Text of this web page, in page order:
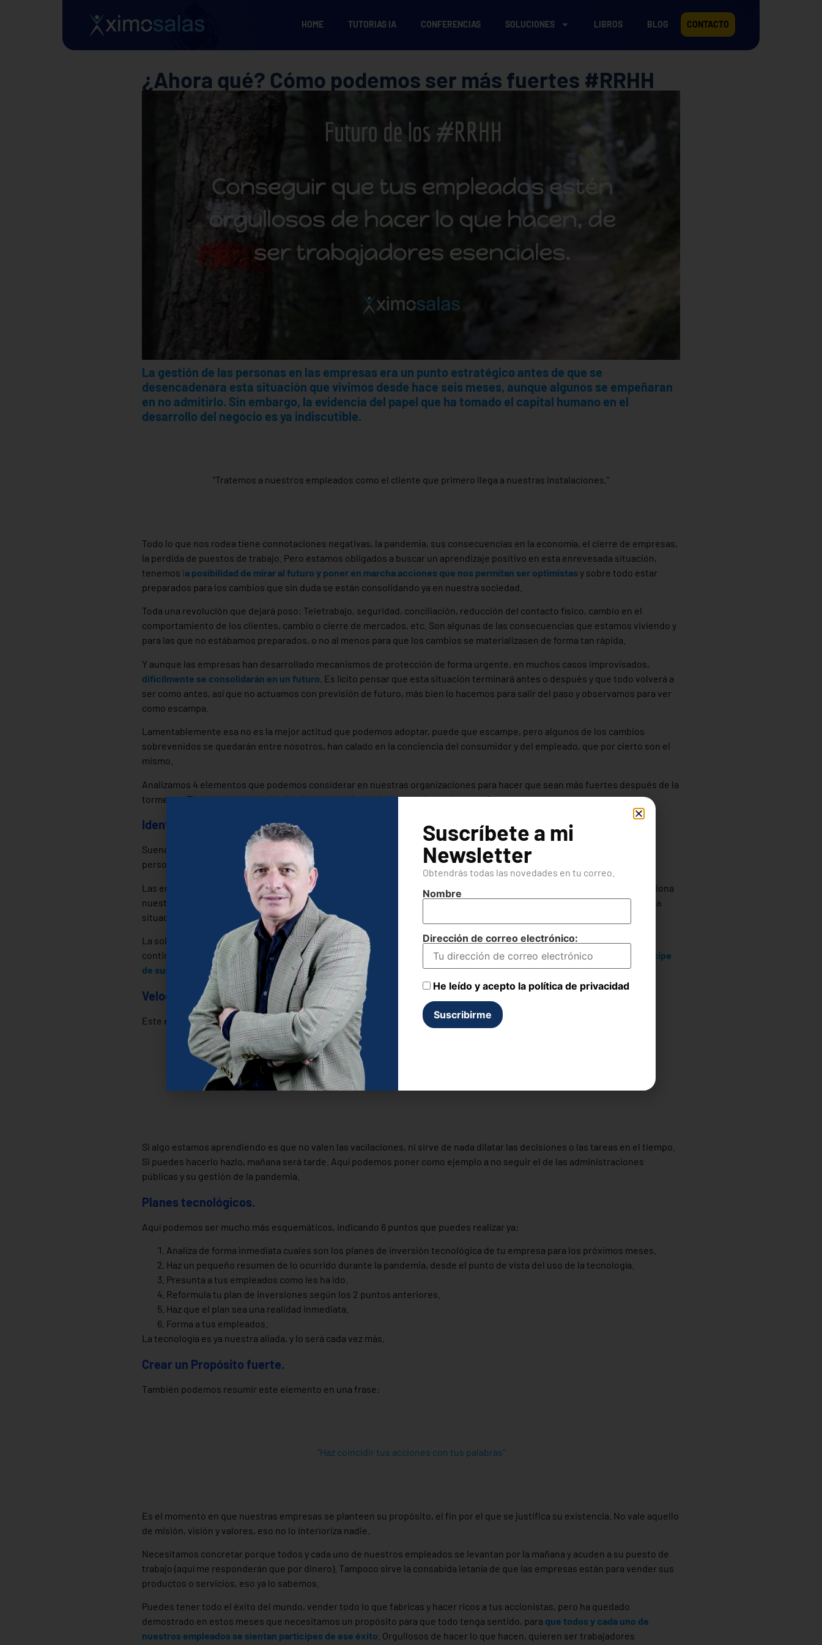
HOME TUTORIAS IA CONFERENCIAS SOLUCIONES LIBROS BLOG CONTACTO
¿Ahora qué? Cómo podemos ser más fuertes #RRHH
La gestión de las personas en las empresas era un punto estratégico antes de que se
desencadenara esta situación que vivimos desde hace seis meses, aunque algunos se empeñaran
en no admitirlo. Sin embargo, la evidencia del papel que ha tomado el capital humano en el
desarrollo del negocio es ya indiscutible.
“Tratemos a nuestros empleados como el cliente que primero llega a nuestras instalaciones.”
Todo lo que nos rodea tiene connotaciones negativas, la pandemia, sus consecuencias en la economía, el cierre de empresas,
la perdida de puestos de trabajo. Pero estamos obligados a buscar un aprendizaje positivo en esta enrevesada situación,
tenemos la posibilidad de mirar al futuro y poner en marcha acciones que nos permitan ser optimistas y sobre todo estar
preparados para los cambios que sin duda se están consolidando ya en nuestra sociedad.
Toda una revolución que dejará poso: Teletrabajo, seguridad, conciliación, reducción del contacto físico, cambio en el
comportamiento de los clientes, cambio o cierre de mercados, etc. Son algunas de las consecuencias que estamos viviendo y
para las que no estábamos preparados, o no al menos para que los cambios se materializasen de forma tan rápida.
Y aunque las empresas han desarrollado mecanismos de protección de forma urgente, en muchos casos improvisados,
difícilmente se consolidarán en un futuro . Es lícito pensar que esta situación terminará antes o después y que todo volverá a
ser como antes, así que no actuamos con previsión de futuro, más bien lo hacemos para salir del paso y observamos para ver
como escampa.
Lamentablemente esa no es la mejor actitud que podemos adoptar, puede que escampe, pero algunos de los cambios
sobrevenidos se quedarán entre nosotros, han calado en la conciencia del consumidor y del empleado, que por cierto son el
mismo.
Analizamos 4 elementos que podemos considerar en nuestras organizaciones para hacer que sean más fuertes después de la
tormenta. Elementos que están siendo protagonistas ahora y que lo serán en un futuro.
Identificar a los empleados y apoyarlos.
Suena muy genérico, pero no lo es, se trata de identificar las nuevas formas de estrés que estamos viviendo
personas de nuestro entorno las están sufriendo, para dar una solución.
Las empresas no pueden vivir de espaldas a una nueva realidad que puede repetirse en cualquier momento y que condiciona
nuestras vidas. No solo hablamos de la posibilidad de desarrollar el teletrabajo, hay que ir más allá. Debemos considerar la
situación personal de nuestros empleados, sus miedos o las particularidades de su entorno familiar.
La solución a este elemento pasa por plantearse el trabajo desde otro punto de vista, no vamos a poder resolver nada si
continuamos conuna visión del trabajo basada en la presencia física del empleado y no somos capaces de hacerle participe
de sus objetivosy sus logros.
Velocidad.
Este elemento es el más sencillo de todos, y posiblemente el más problemático. Lo resumiremos en una frase:
“Lo que duraba una semana, ahora debe durar un día”
Si algo estamos aprendiendo es que no valen las vacilaciones, ni sirve de nada dilatar las decisiones o las tareas en el tiempo.
Si puedes hacerlo hazlo, mañana será tarde. Aquí podemos poner como ejemplo a no seguir el de las administraciones
públicas y su gestión de la pandemia.
Planes tecnológicos.
Aquí podemos ser mucho más esquemáticos, indicando 6 puntos que puedes realizar ya:
Analiza de forma inmediata cuales son los planes de inversión tecnológica de tu empresa para los próximos meses.
Haz un pequeño resumen de lo ocurrido durante la pandemia, desde el punto de vista del uso de la tecnología.
Presunta a tus empleados como les ha ido.
Reformula tu plan de inversiones según los 2 puntos anteriores.
Haz que el plan sea una realidad inmediata.
Forma a tus empleados.
La tecnología es ya nuestra aliada, y lo será cada vez más.
Crear un Propósito fuerte.
También podemos resumir este elemento en una frase:
“Haz coincidir tus acciones con tus palabras”
Es el momento en que nuestras empresas se planteen su propósito, el fin por el que se justifica su existencia. No vale aquello
de misión, visión y valores, eso no lo interioriza nadie.
Necesitamos concretar porque todos y cada uno de nuestros empleados se levantan por la mañana y acuden a su puesto de
trabajo (aquí me responderán que por dinero). Tampoco sirve la consabida letanía de que las empresas están para vender sus
productos o servicios, eso ya lo sabemos.
Puedes tener todo el éxito del mundo, vender todo lo que fabricas y hacer ricos a tus accionistas, pero ha quedado
demostrado en estos meses que necesitamos un propósito para que todo tenga sentido, para que todos y cada uno de
nuestros empleados se sientan participes de ese éxito . Orgullosos de hacer lo que hacen, quieren ser trabajadores
Suscríbete a mi
Newsletter
Obtendrás todas las novedades en tu correo.
Nombre
Dirección de correo electrónico:
He leído y acepto la política de privacidad